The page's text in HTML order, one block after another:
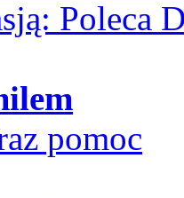
Poleca
pomoc